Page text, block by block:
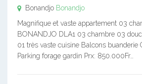
Bonandjo Bonandjo
Magnifique et vaste appartement 03
BONANDJO DLA1 03 chambre 03
01 très vaste cuisine Balcons buanderie
Parking forage gardin Prx: 850.000Fr…